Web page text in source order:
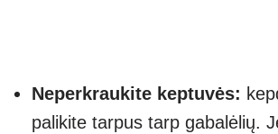
Neperkraukite keptuvės:
palikite tarpus tarp gabalėlių.